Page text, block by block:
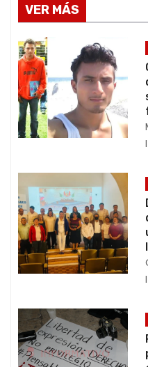
g
a
c
i
ó
d
e
e
n
t
r
VER MÁS